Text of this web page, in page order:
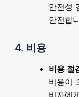
안전성
안전합
4. 비용
비용 절
비용이